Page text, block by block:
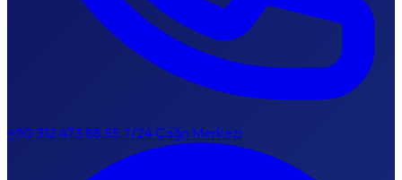
+90 312 473 88 55 7/24 Çağrı Merkezi